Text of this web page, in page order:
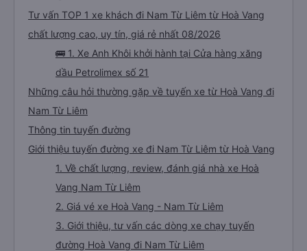
Tư vấn TOP 1 xe khách đi Nam Từ Liêm từ Hoà Vang
chất lượng cao, uy tín, giá rẻ nhất 08/2026
🚌 1. Xe Anh Khôi khởi hành tại Cửa hàng xăng
dầu Petrolimex số 21
Những câu hỏi thường gặp về tuyến xe từ Hoà Vang đi
Nam Từ Liêm
Thông tin tuyến đường
Giới thiệu tuyến đường xe đi Nam Từ Liêm từ Hoà Vang
1. Về chất lượng, review, đánh giá nhà xe Hoà
Vang Nam Từ Liêm
2. Giá vé xe Hoà Vang - Nam Từ Liêm
3. Giới thiệu, tư vấn các dòng xe chạy tuyến
đường Hoà Vang đi Nam Từ Liêm